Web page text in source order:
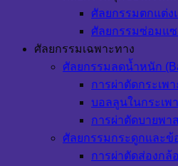
ศัลยกรรมตกแต่ง
ศัลยกรรมซ่อมแ
ศัลยกรรมเฉพาะทาง
ศัลยกรรมลดน้ำหนัก
การผ่าตัดกระเพ
บอลลูนในกระเพ
การผ่าตัดบายพา
ศัลยกรรมกระดูกและข้
การผ่าตัดส่องกล้